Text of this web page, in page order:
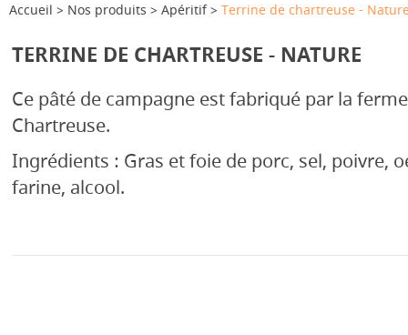
Accueil Nos produits Apéritif Terrine de chartreuse -
TERRINE DE CHARTREUSE - NATURE
Ce pâté de campagne est fabriqué par la
Chartreuse.
Ingrédients : Gras et foie de porc, sel, poivre,
farine, alcool.